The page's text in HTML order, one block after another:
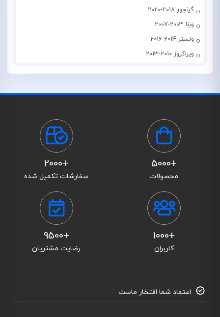
گرنجور 2018-2020
ورنا 2003-2007
ولستر 2014-2016
ویراکروز 2010-2013
+5000
محصولات
+2000
سفارشات تکمیل شده
+1000
کاربران
+9500
رضایت مشتریان
اعتماد شما افتخار ماست